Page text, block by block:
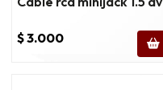
$ 3.000